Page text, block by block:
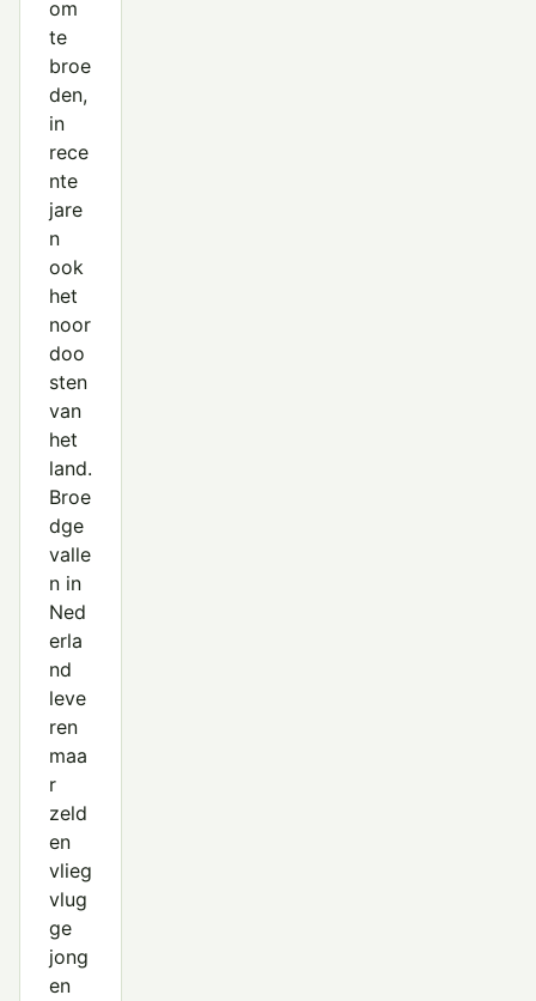
om
te
broe
den,
in
rece
nte
jare
n
ook
het
noor
doo
sten
van
het
land.
Broe
dge
valle
n in
Ned
erla
nd
leve
ren
maa
r
zeld
en
vlieg
vlug
ge
jong
en